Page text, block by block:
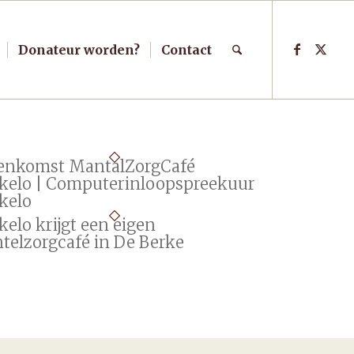
Donateur worden? Contact
MantalZorgCafé
| Computerinloopspreekuur
krijgt een eigen
in De Berke